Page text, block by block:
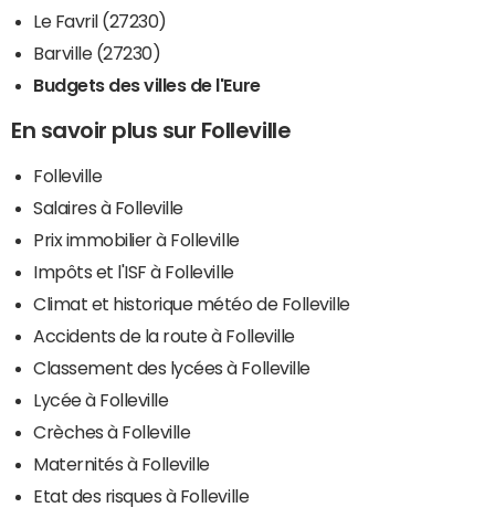
Le Favril (27230)
Barville (27230)
Budgets des villes de l'Eure
En savoir plus sur Folleville
Folleville
Salaires à Folleville
Prix immobilier à Folleville
Impôts et l'ISF à Folleville
Climat et historique météo de Folleville
Accidents de la route à Folleville
Classement des lycées à Folleville
Lycée à Folleville
Crèches à Folleville
Maternités à Folleville
Etat des risques à Folleville